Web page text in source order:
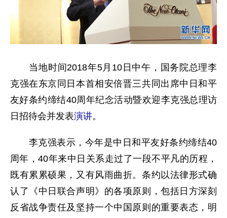
当地时间2018年5月10日中午，国务院总理李
克强在东京同日本首相安倍晋三共同出席中日和平
友好条约缔结40周年纪念活动暨欢迎李克强总理访
日招待会并发表演讲。
李克强表示，今年是中日和平友好条约缔结40
周年，40年来中日关系走过了一段不平凡的历程，
既有累累硕果，又有风雨曲折。条约以法律形式确
认了《中日联合声明》的各项原则，包括日方深刻
反省战争责任及坚持一个中国原则的重要表态，明